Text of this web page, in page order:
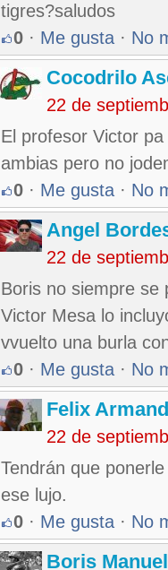
tigres?saludos
0 · Me gusta · No
Cocodrilo
22 de
El profesor Victor
ambias pero no
0 · Me gusta · No
Angel
22 de
Boris no siempre se
Victor Mesa lo
vvuelto una burla
0 · Me gusta · No
Felix
22 de
Tendrán que
ese lujo.
0 · Me gusta · No
Boris